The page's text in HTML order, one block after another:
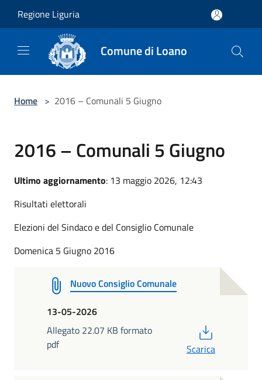
Regione Liguria
Comune di Loano
Home > 2016 – Comunali 5 Giugno
2016 – Comunali 5 Giugno
Ultimo aggiornamento: 13 maggio 2026, 12:43
Risultati elettorali
Elezioni del Sindaco e del Consiglio Comunale
Domenica 5 Giugno 2016
Nuovo Consiglio Comunale
13-05-2026
Allegato 22.07 KB formato
pdf
Scarica